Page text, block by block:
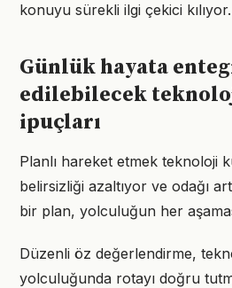
konuyu sürekli ilgi çekici kılıyor.
Günlük hayata
edilebilecek
ipuçları
Planlı hareket etmek teknoloji
belirsizliği azaltıyor ve odağı
bir plan, yolculuğun her
Düzenli öz değerlendirme,
yolculuğunda rotayı doğru